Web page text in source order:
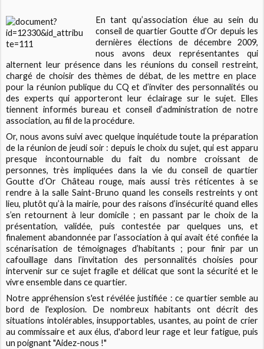
En tant qu’association élue au sein du
conseil de quartier Goutte d’Or depuis les
dernières élections de décembre 2009,
nous avons deux représentantes qui
alternent leur présence dans les réunions du conseil restreint,
chargé de choisir des thèmes de débat, de les mettre en place
pour la réunion publique du CQ et d’inviter des personnalités ou
des experts qui apporteront leur éclairage sur le sujet. Elles
tiennent informés bureau et conseil d’administration de notre
association, au fil de la procédure.
Or, nous avons suivi avec quelque inquiétude toute la préparation
de la réunion de jeudi soir : depuis le choix du sujet, qui est apparu
presque incontournable du fait du nombre croissant de
personnes, très impliquées dans la vie du conseil de quartier
Goutte d’Or Château rouge, mais aussi très réticentes à se
rendre à la salle Saint-Bruno quand les conseils restreints y ont
lieu, plutôt qu’à la mairie, pour des raisons d’insécurité quand elles
s’en retournent à leur domicile ; en passant par le choix de la
présentation, validée, puis contestée par quelques uns, et
finalement abandonnée par l’association à qui avait été confiée la
scénarisation de témoignages d’habitants ; pour finir par un
cafouillage dans l’invitation des personnalités choisies pour
intervenir sur ce sujet fragile et délicat que sont la sécurité et le
vivre ensemble dans ce quartier.
Notre appréhension s'est révélée justifiée : ce quartier semble au
bord de l'explosion. De nombreux habitants ont décrit des
situations intolérables, insupportables, usantes, au point de crier
au commissaire et aux élus, d'abord leur rage et leur fatigue, puis
un poignant "Aidez-nous !"